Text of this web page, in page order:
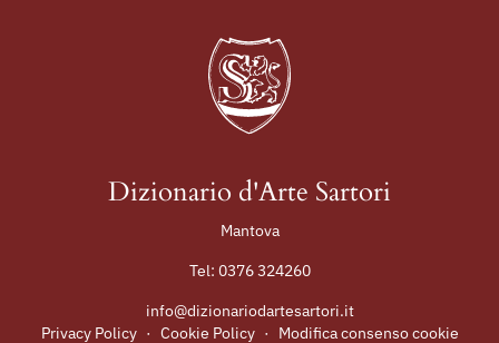
Dizionario d'Arte Sartori
Mantova
Tel: 0376 324260
info@dizionariodartesartori.it
Privacy Policy · Cookie Policy · Modifica consenso cookie